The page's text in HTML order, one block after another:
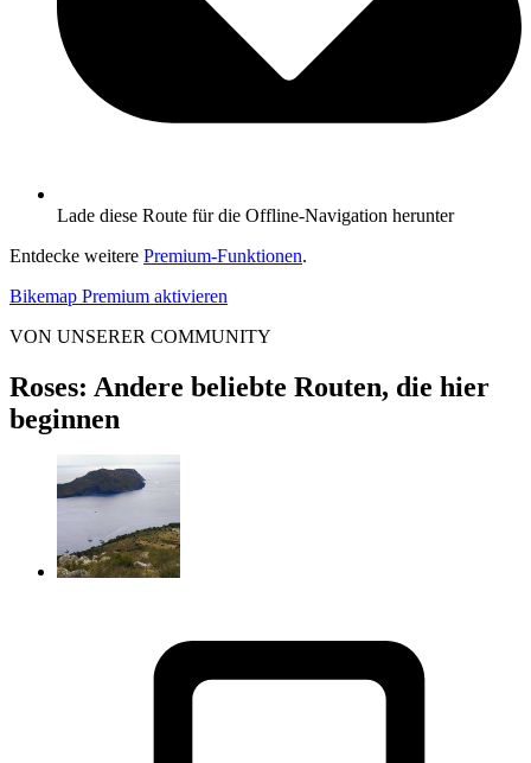
Lade diese Route für die Offline-Navigation herunter
Entdecke weitere Premium-Funktionen.
Bikemap Premium aktivieren
VON UNSERER COMMUNITY
Roses: Andere beliebte Routen, die hier
beginnen